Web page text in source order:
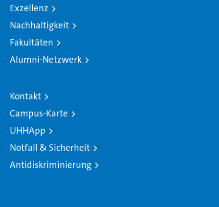
Exzellenz
Nachhaltigkeit
Fakultäten
Alumni-Netzwerk
Kontakt
Campus-Karte
UHHApp
Notfall & Sicherheit
Antidiskriminierung